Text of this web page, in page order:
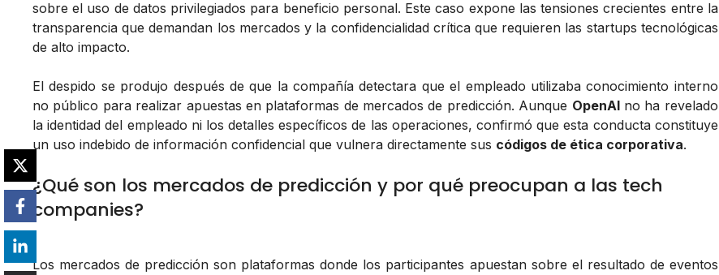
sobre el uso de datos privilegiados para beneficio personal. Este caso expone las tensiones crecientes entre la
transparencia que demandan los mercados y la confidencialidad crítica que requieren las startups tecnológicas
de alto impacto.
El despido se produjo después de que la compañía detectara que el empleado utilizaba conocimiento interno
no público para realizar apuestas en plataformas de mercados de predicción. Aunque OpenAIno ha revelado
la identidad del empleado ni los detalles específicos de las operaciones, confirmó que esta conducta constituye
un uso indebido de información confidencial que vulnera directamente sus códigos de ética corporativa.
¿Qué son los mercados de predicción y por qué preocupan a las tech
companies?
Los mercados de predicción son plataformas donde los participantes apuestan sobre el resultado de eventos